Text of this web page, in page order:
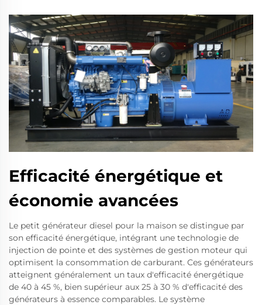
Efficacité énergétique et
économie avancées
Le petit générateur diesel pour la maison se distingue par
son efficacité énergétique, intégrant une technologie de
injection de pointe et des systèmes de gestion moteur qui
optimisent la consommation de carburant. Ces générateurs
atteignent généralement un taux d'efficacité énergétique
de 40 à 45 %, bien supérieur aux 25 à 30 % d'efficacité des
générateurs à essence comparables. Le système